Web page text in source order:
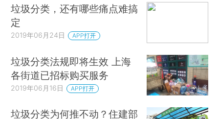
垃圾分类，还有哪些痛点难搞
定
2019年06月24日 APP打开
垃圾分类法规即将生效 上海
各街道已招标购买服务
2019年06月16日 APP打开
垃圾分类为何推不动？住建部